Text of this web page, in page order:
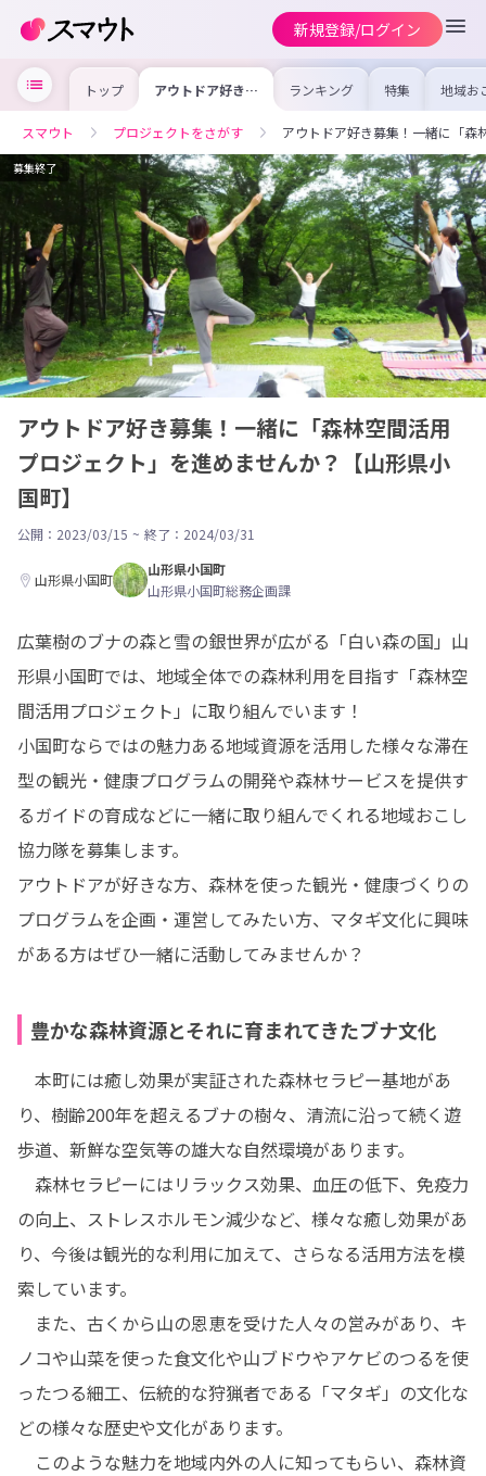
新規登録/ログイン
トップ アウトドア好き募
集！一緒に「森林
クト」を進めませ
んか？【山形県小
国町】
ランキング 特集 地域お
の求
を集め
事内容
を比較
合った
けよう
スマウト プロジェクトをさがす アウトドア好き募集！一緒に「森
募集終了
アウトドア好き募集！一緒に「森林空間活用
プロジェクト」を進めませんか？【山形県小
国町】
公開：2023/03/15 ~ 終了：2024/03/31
山形県小国町
山形県小国町
山形県小国町総務企画課
広葉樹のブナの森と雪の銀世界が広がる「白い森の国」山
形県小国町では、地域全体での森林利用を目指す「森林空
間活用プロジェクト」に取り組んでいます！
小国町ならではの魅力ある地域資源を活用した様々な滞在
型の観光・健康プログラムの開発や森林サービスを提供す
るガイドの育成などに一緒に取り組んでくれる地域おこし
協力隊を募集します。
アウトドアが好きな方、森林を使った観光・健康づくりの
プログラムを企画・運営してみたい方、マタギ文化に興味
がある方はぜひ一緒に活動してみませんか？
豊かな森林資源とそれに育まれてきたブナ文化
本町には癒し効果が実証された森林セラピー基地があ
り、樹齢200年を超えるブナの樹々、清流に沿って続く遊
歩道、新鮮な空気等の雄大な自然環境があります。
森林セラピーにはリラックス効果、血圧の低下、免疫力
の向上、ストレスホルモン減少など、様々な癒し効果があ
り、今後は観光的な利用に加えて、さらなる活用方法を模
索しています。
また、古くから山の恩恵を受けた人々の営みがあり、キ
ノコや山菜を使った食文化や山ブドウやアケビのつるを使
ったつる細工、伝統的な狩猟者である「マタギ」の文化な
どの様々な歴史や文化があります。
このような魅力を地域内外の人に知ってもらい、森林資